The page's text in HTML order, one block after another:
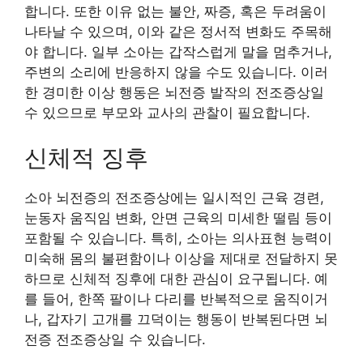
합니다. 또한 이유 없는 불안, 짜증, 혹은 두려움이
나타날 수 있으며, 이와 같은 정서적 변화도 주목해
야 합니다. 일부 소아는 갑작스럽게 말을 멈추거나,
주변의 소리에 반응하지 않을 수도 있습니다. 이러
한 경미한 이상 행동은 뇌전증 발작의 전조증상일
수 있으므로 부모와 교사의 관찰이 필요합니다.
신체적 징후
소아 뇌전증의 전조증상에는 일시적인 근육 경련,
눈동자 움직임 변화, 안면 근육의 미세한 떨림 등이
포함될 수 있습니다. 특히, 소아는 의사표현 능력이
미숙해 몸의 불편함이나 이상을 제대로 전달하지 못
하므로 신체적 징후에 대한 관심이 요구됩니다. 예
를 들어, 한쪽 팔이나 다리를 반복적으로 움직이거
나, 갑자기 고개를 끄덕이는 행동이 반복된다면 뇌
전증 전조증상일 수 있습니다.